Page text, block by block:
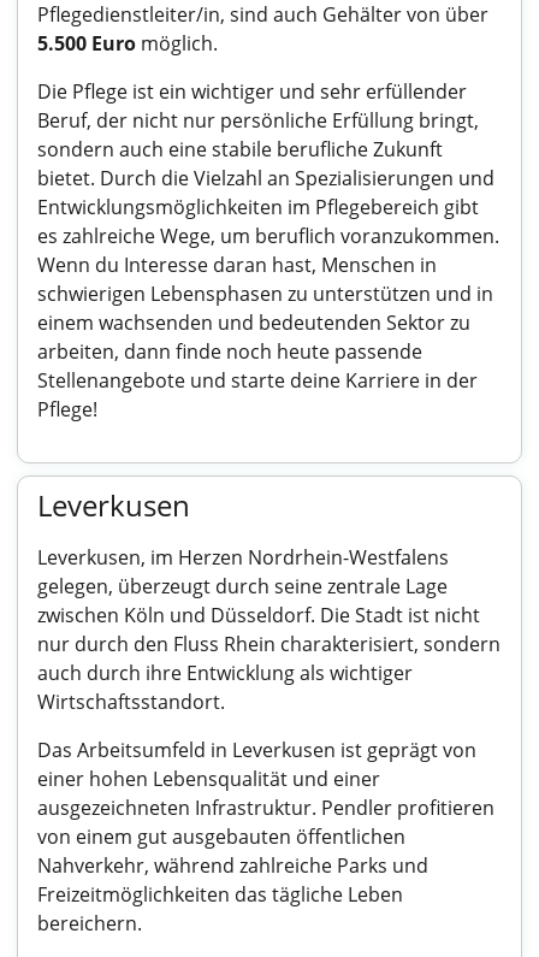
Pflegedienstleiter/in, sind auch Gehälter von über
5.500 Euro möglich.
Die Pflege ist ein wichtiger und sehr erfüllender
Beruf, der nicht nur persönliche Erfüllung bringt,
sondern auch eine stabile berufliche Zukunft
bietet. Durch die Vielzahl an Spezialisierungen und
Entwicklungsmöglichkeiten im Pflegebereich gibt
es zahlreiche Wege, um beruflich voranzukommen.
Wenn du Interesse daran hast, Menschen in
schwierigen Lebensphasen zu unterstützen und in
einem wachsenden und bedeutenden Sektor zu
arbeiten, dann finde noch heute passende
Stellenangebote und starte deine Karriere in der
Pflege!
Leverkusen
Leverkusen, im Herzen Nordrhein-Westfalens
gelegen, überzeugt durch seine zentrale Lage
zwischen Köln und Düsseldorf. Die Stadt ist nicht
nur durch den Fluss Rhein charakterisiert, sondern
auch durch ihre Entwicklung als wichtiger
Wirtschaftsstandort.
Das Arbeitsumfeld in Leverkusen ist geprägt von
einer hohen Lebensqualität und einer
ausgezeichneten Infrastruktur. Pendler profitieren
von einem gut ausgebauten öffentlichen
Nahverkehr, während zahlreiche Parks und
Freizeitmöglichkeiten das tägliche Leben
bereichern.